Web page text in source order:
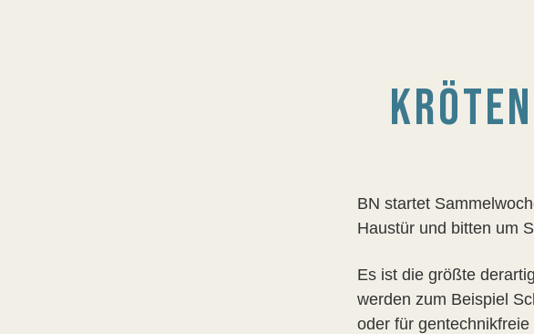
BN startet
Haustür und bitten um
Es ist die größte
werden zum Beispiel
oder für